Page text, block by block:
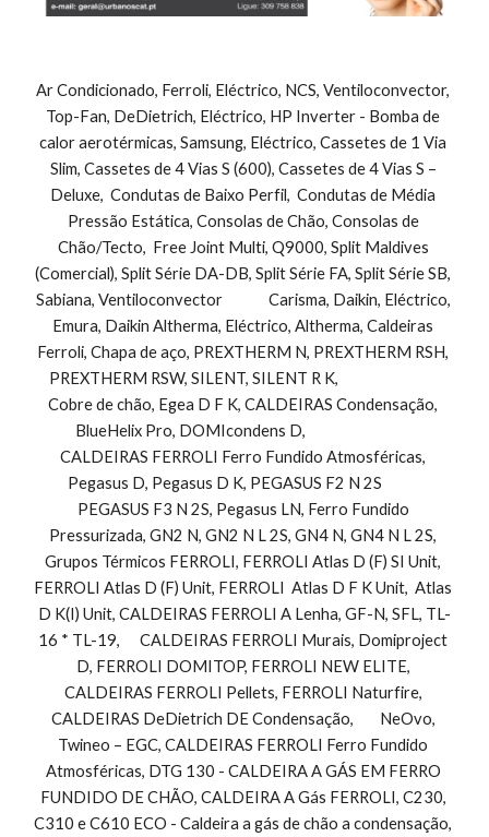
Ar Condicionado, Ferroli, Eléctrico, NCS, Ventiloconvector,
Top-Fan, DeDietrich, Eléctrico, HP Inverter - Bomba de
calor aerotérmicas, Samsung, Eléctrico, Cassetes de 1 Via
Slim, Cassetes de 4 Vias S (600), Cassetes de 4 Vias S –
Deluxe,  Condutas de Baixo Perfil,  Condutas de Média
Pressão Estática, Consolas de Chão, Consolas de
Chão/Tecto,  Free Joint Multi, Q9000, Split Maldives
(Comercial), Split Série DA-DB, Split Série FA, Split Série SB,
Sabiana, Ventiloconvector              Carisma, Daikin, Eléctrico,
Emura, Daikin Altherma, Eléctrico, Altherma, Caldeiras
Ferroli, Chapa de aço, PREXTHERM N, PREXTHERM RSH,
PREXTHERM RSW, SILENT, SILENT R K,
Cobre de chão, Egea D F K, CALDEIRAS Condensação,
BlueHelix Pro, DOMIcondens D,
CALDEIRAS FERROLI Ferro Fundido Atmosféricas,
Pegasus D, Pegasus D K, PEGASUS F2 N 2S
PEGASUS F3 N 2S, Pegasus LN, Ferro Fundido
Pressurizada, GN2 N, GN2 N L 2S, GN4 N, GN4 N L 2S,
Grupos Térmicos FERROLI, FERROLI Atlas D (F) SI Unit,
FERROLI Atlas D (F) Unit, FERROLI  Atlas D F K Unit,  Atlas
D K(I) Unit, CALDEIRAS FERROLI A Lenha, GF-N, SFL, TL-
16 * TL-19,      CALDEIRAS FERROLI Murais, Domiproject
D, FERROLI DOMITOP, FERROLI NEW ELITE,
CALDEIRAS FERROLI Pellets, FERROLI Naturfire,
CALDEIRAS DeDietrich DE Condensação,        NeOvo,
Twineo – EGC, CALDEIRAS FERROLI Ferro Fundido
Atmosféricas, DTG 130 - CALDEIRA A GÁS EM FERRO
FUNDIDO DE CHÃO, CALDEIRA A Gás FERROLI, C230,
C310 e C610 ECO - Caldeira a gás de chão a condensação,